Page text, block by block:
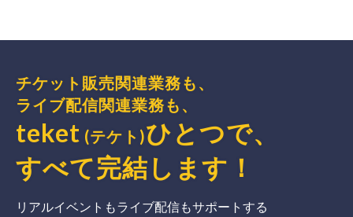
チケット販売関連業務も、
ライブ配信関連業務も、
teket (テケト)ひとつで、
すべて完結 します ！
リアルイベントもライブ配信もサポートする